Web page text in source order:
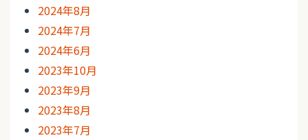
2024年8月
2024年7月
2024年6月
2023年10月
2023年9月
2023年8月
2023年7月